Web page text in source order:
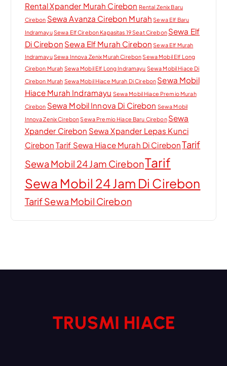
Rental Xpander Murah Cirebon Rental Zenix Baru
Cirebon Sewa Avanza Cirebon Murah Sewa Elf Baru
IndramayuSewa Elf Cirebon Kapasitas 19 Seat Cirebon Sewa Elf
Di Cirebon Sewa Elf Murah Cirebon Sewa Elf Murah
IndramayuSewa Innova Zenix Murah CirebonSewa Mobil Elf Long
Cirebon Murah Sewa Mobil Elf Long Indramayu Sewa Mobil Hiace Di
Cirebon Murah Sewa Mobil Hiace Murah Di Cirebon Sewa Mobil
Hiace Murah Indramayu Sewa Mobil Hiace Premio Murah
Cirebon Sewa Mobil Innova Di Cirebon Sewa Mobil
Innova Zenix CirebonSewa Premio Hiace Baru Cirebon Sewa
Xpander Cirebon Sewa Xpander Lepas Kunci
Cirebon Tarif Sewa Hiace Murah Di CirebonTarif
Sewa Mobil 24 Jam CirebonTarif
Sewa Mobil 24 Jam Di Cirebon
Tarif Sewa Mobil Cirebon
TRUSMI HIACE